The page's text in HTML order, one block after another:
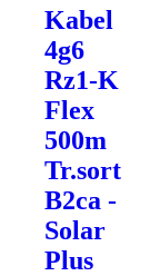
Kabel
4g6
Rz1-K
Flex
500m
Tr.sort
B2ca -
Solar
Plus